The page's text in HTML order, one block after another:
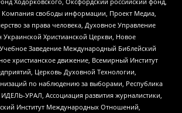
свободы информации, Проект Медиа,
за права человека, Духовное Управление
Украинской Христианской Церкви, Новое
Заведение Международный Библейский
христианское движение, Всемирный Институт
Церковь Духовной Технологии,
по наблюдению за выборами, Республика
УРАЛ, Ассоциация развития журналистики,
Институт Международных Отношений,